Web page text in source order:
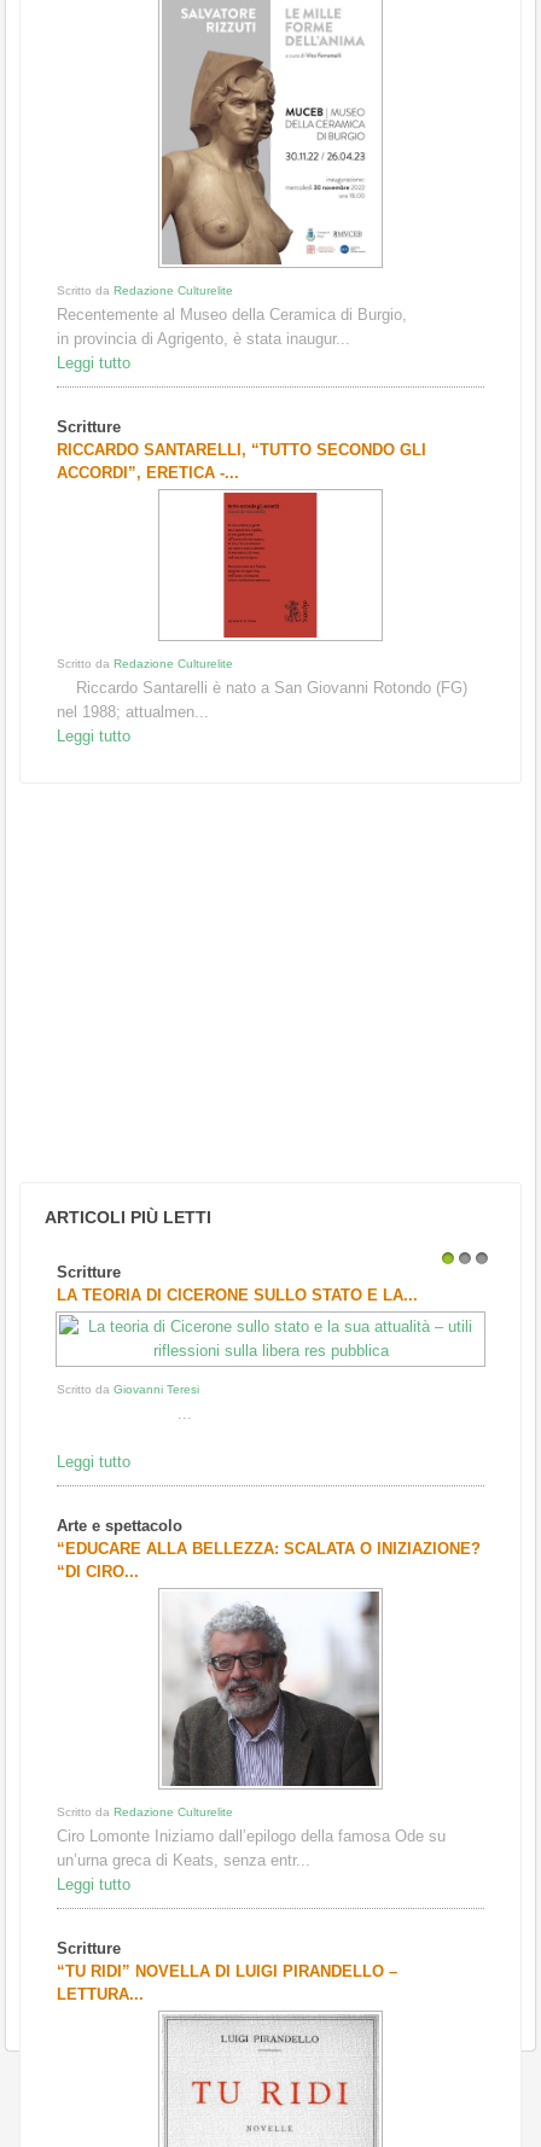
Scritto da Redazione Culturelite
Recentemente al Museo della Ceramica di Burgio,
in provincia di Agrigento, è stata inaugur...
Leggi tutto
Scritture
RICCARDO SANTARELLI, “TUTTO SECONDO GLI
ACCORDI”, ERETICA -...
Scritto da Redazione Culturelite
Riccardo Santarelli è nato a San Giovanni Rotondo (FG)
nel 1988; attualmen...
Leggi tutto
ARTICOLI PIÙ LETTI
Scritture
LA TEORIA DI CICERONE SULLO STATO E LA...
Scritto da Giovanni Teresi
Leggi tutto
Arte e spettacolo
“EDUCARE ALLA BELLEZZA: SCALATA O INIZIAZIONE?
“DI CIRO...
Scritto da Redazione Culturelite
Ciro Lomonte Iniziamo dall’epilogo della famosa Ode su
un’urna greca di Keats, senza entr...
Leggi tutto
Scritture
“TU RIDI” NOVELLA DI LUIGI PIRANDELLO –
LETTURA...